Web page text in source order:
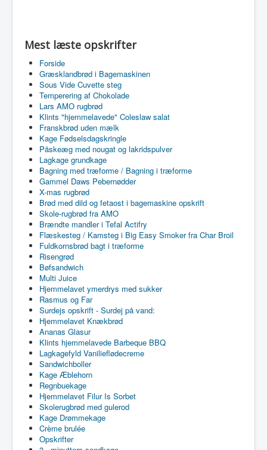
Mest læste opskrifter
Forside
Græsklandbrød i Bagemaskinen
Sous Vide Cuvette steg
Temperering af Chokolade
Lars AMO rugbrød
Klints "hjemmelavede" Coleslaw salat
Franskbrød uden mælk
Kage Fødselsdagskringle
Påskeæg med nougat og lakridspulver
Lagkage grundkage
Bagning med træforme / Bagning i træforme
Gammel Daws Pebernødder
X-mas rugbrød
Brød med dild og fetaost i bagemaskine opskrift
Skole-rugbrød fra AMO
Brændte mandler i Tefal Actifry
Flæskesteg / Kamsteg i Big Easy Smoker fra Char Broil
Fuldkornsbrød bagt i træforme
Risengrød
Bøfsandwich
Multi Juice
Hjemmelavet ymerdrys med sukker
Rasmus og Far
Surdejs opskrift - Surdej på vand:
Hjemmelavet Knækbrød
Ananas Glasur
Klints hjemmelavede Barbeque BBQ
Lagkagefyld Vanilieflødecreme
Sandwichboller
Kage Æblehorn
Regnbuekage
Hjemmelavet Filur Is Sorbet
Skolerugbrød med gulerod
Kage Drømmekage
Crème brulée
Opskrifter